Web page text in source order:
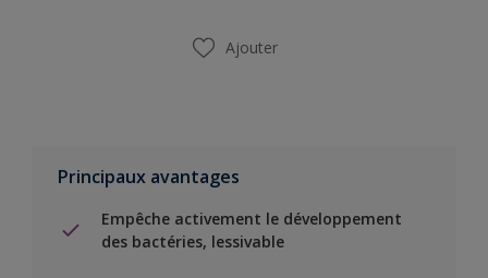
Ajouter
Principaux avantages
Empêche activement le développement
des bactéries, lessivable